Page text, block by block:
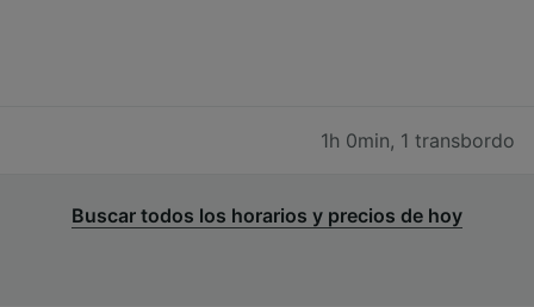
1h 0min, 1 transbordo
Buscar todos los horarios y precios de hoy